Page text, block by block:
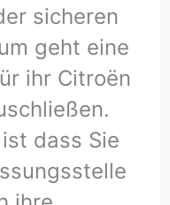
sicheren
geht eine
ihr Citroën
dass Sie